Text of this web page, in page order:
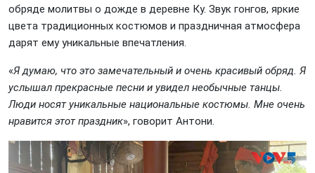
обряде молитвы о дожде в деревне Ку. Звук гонгов, яркие
цвета традиционных костюмов и праздничная атмосфера
дарят ему уникальные впечатления.
«Я думаю, что это замечательный и очень красивый обряд. Я
услышал прекрасные песни и увидел необычные танцы.
Люди носят уникальные национальные костюмы. Мне очень
нравится этот праздник», говорит Антони.